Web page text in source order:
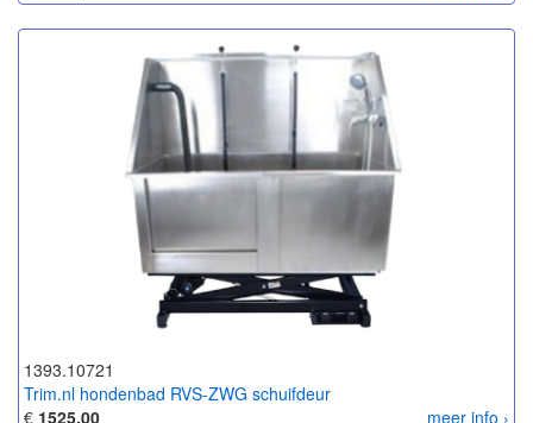
1393.10721
Trim.nl hondenbad RVS-ZWG schuifdeur
meer info ›
€ 1525,00